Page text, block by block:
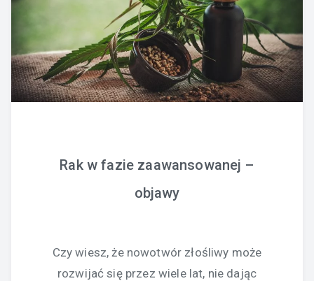
Rak w fazie zaawansowanej –
objawy
Czy wiesz, że nowotwór złośliwy może
rozwijać się przez wiele lat, nie dając